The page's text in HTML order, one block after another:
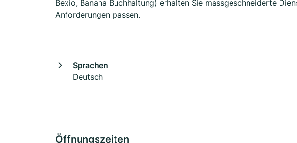
Bexio, Banana Buchhaltung) erhalten Sie massgeschneiderte
Anforderungen passen.
Sprachen
Deutsch
Öffnungszeiten